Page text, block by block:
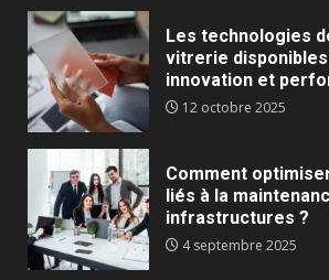
Les technologies
vitrerie disponibles
innovation et
12 octobre 2025
Comment
liés à la
infrastructures ?
4 septembre 2025